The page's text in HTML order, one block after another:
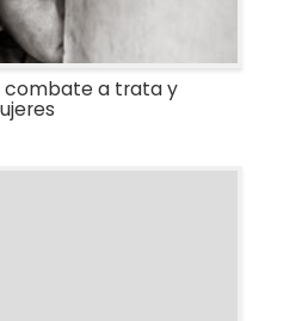
combate a trata y